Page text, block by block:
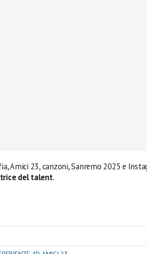
Amici 23, canzoni, Sanremo 2025 e
del talent.